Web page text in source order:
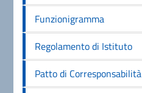
Funzionigramma
Regolamento di Istituto
Patto di Corresponsabilità